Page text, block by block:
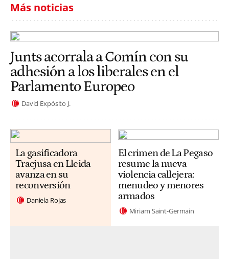
Más noticias
Junts acorrala a Comín con su
adhesión a los liberales en el
Parlamento Europeo
David Expósito J.
La gasificadora
Tracjusa en Lleida
avanza en su
reconversión
Daniela Rojas
El crimen de La Pegaso
resume la nueva
violencia callejera:
menudeo y menores
armados
Miriam Saint-Germain